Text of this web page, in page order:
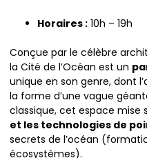
Horaires : 10h – 19h
Conçue par le célèbre
la Cité de l’Océan est un
unique en son genre, dont
la forme d’une vague
classique, cet espace mise
et les technologies de
secrets de l’océan
écosystèmes).